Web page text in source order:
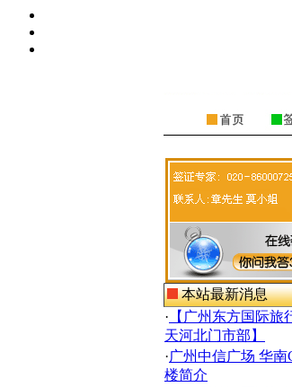
本站最新消息
· 【广州东方国际旅
天河北门市部】
·广州中信广场 华
楼简介